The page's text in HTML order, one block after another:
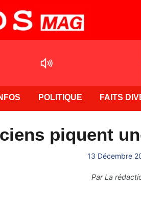
POLITIQUE FAITS
piquent
13 Décembre
ParLa